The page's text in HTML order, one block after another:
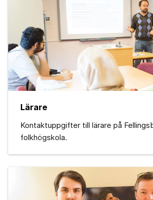
Lärare
Kontaktuppgifter till lärare på
folkhögskola.